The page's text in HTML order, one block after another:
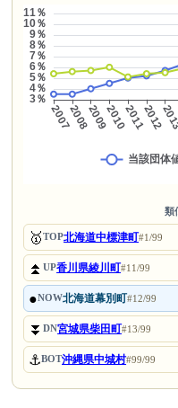
類
🥇TOP北海道中標津町#1/99
⏫UP香川県綾川町#11/99
●NOW北海道幕別町#12/99
⏬DN宮城県柴田町#13/99
⚓BOT沖縄県中城村#99/99